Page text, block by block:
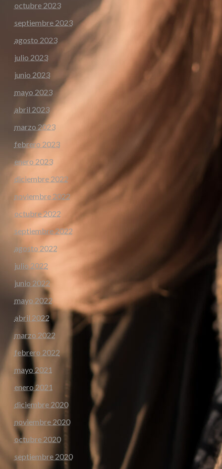
octubre 2023
septiembre 2023
agosto 2023
julio 2023
junio 2023
mayo 2023
abril 2023
marzo 2023
febrero 2023
enero 2023
diciembre 2022
noviembre 2022
octubre 2022
septiembre 2022
agosto 2022
julio 2022
junio 2022
mayo 2022
abril 2022
marzo 2022
febrero 2022
mayo 2021
enero 2021
diciembre 2020
noviembre 2020
octubre 2020
septiembre 2020